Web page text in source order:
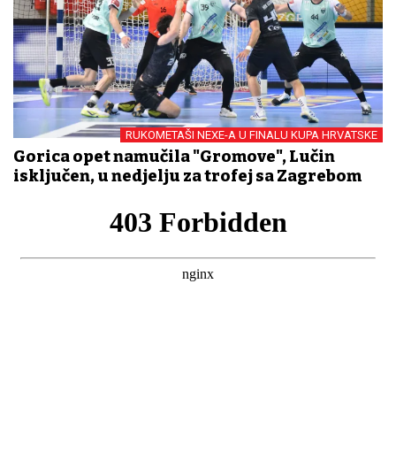
RUKOMETAŠI NEXE-A U FINALU KUPA HRVATSKE
Gorica opet namučila "Gromove", Lučin
isključen, u nedjelju za trofej sa Zagrebom